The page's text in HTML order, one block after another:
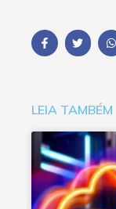
LEIA TAMBÉM